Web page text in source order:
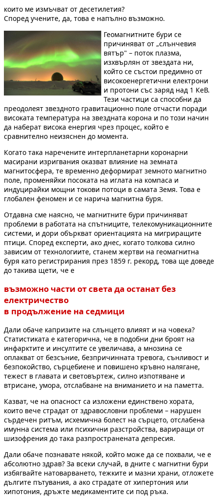
които ме измъчват от десетилетия?
Според учените, да, това е напълно възможно.
Геомагнитните бури се
причиняват от „слънчевия
вятър" – поток плазма,
изхвърлян от звездата ни,
който се състои предимно от
високоенергетични електрони
и протони със заряд над 1 КеВ.
Тези частици са способни да
преодолеят звездното гравитационно поле отчасти поради
високата температура на звездната корона и по този начин
да наберат висока енергия чрез процес, който е
сравнително неизяснен до момента.
Когато така наречените интерпланетарни коронарни
масирани изригвания оказват влияние на земната
магнитосфера, те временно деформират земното магнитно
поле, променяйки посоката на иглата на компаса и
индуцирайки мощни токови потоци в самата Земя. Това е
глобален феномен и се нарича магнитна буря.
Отдавна сме наясно, че магнитните бури причиняват
проблеми в работата на спътниците, телекомуникационните
системи, и дори объркват ориентацията на мигриращите
птици. Според експерти, ако днес, когато толкова силно
зависим от технологиите, станем жертви на геомагнитна
буря като регистрирания през 1859 г. рекорд, това ще доведе
до такива щети, че е
възможно части от света да останат без
електричество
в продължение на седмици
Дали обаче капризите на слънцето влияят и на човека?
Статистиката е категорична, че в подобни дни броят на
инфарктите и инсултите се увеличава, а мнозина се
оплакват от безсъние, безпричинната тревога, сънливост и
безпокойство, сърцебиене и повишено кръвно налягане,
тежест в главата и световъртеж, силно изпотяване и
втрисане, умора, отслабване на вниманието и на паметта.
Казват, че на опасност са изложени единствено хората,
които вече страдат от здравословни проблеми – нарушен
сърдечен ритъм, исхемична болест на сърцето, отслабена
имунна система или психични разстройства, вариращи от
шизофрения до така разпространената депресия.
Дали обаче познавате някой, който може да се похвали, че е
абсолютно здрав? За всеки случай, в дните с магнитни бури
избягвайте натоварването, тежките и мазни храни, отложете
дългите пътувания, а ако страдате от хипертония или
хипотония, дръжте медикаментите си под ръка.